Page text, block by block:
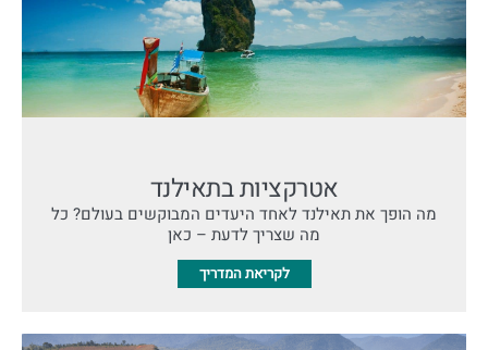
אטרקציות בתאילנד
מה הופך את תאילנד לאחד היעדים המבוקשים בעולם? כל
מה שצריך לדעת – כאן
לקריאת המדריך